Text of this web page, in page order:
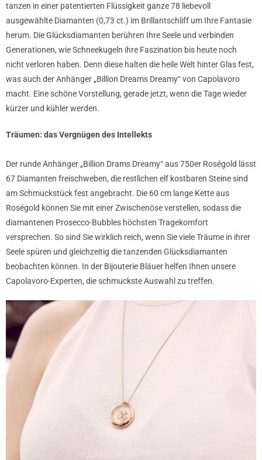
tanzen in einer patentierten Flüssigkeit ganze 78 liebevoll
ausgewählte Diamanten (0,73 ct.) im Brillantschliff um Ihre Fantasie
herum. Die Glücksdiamanten berühren Ihre Seele und verbinden
Generationen, wie Schneekugeln ihre Faszination bis heute noch
nicht verloren haben. Denn diese halten die heile Welt hinter Glas fest,
was auch der Anhänger „Billion Dreams Dreamy“ von Capolavoro
macht. Eine schöne Vorstellung, gerade jetzt, wenn die Tage wieder
kürzer und kühler werden.
Träumen: das Vergnügen des Intellekts
Der runde Anhänger „Billion Drams Dreamy“ aus 750er Roségold lässt
67 Diamanten freischweben, die restlichen elf kostbaren Steine sind
am Schmuckstück fest angebracht. Die 60 cm lange Kette aus
Roségold können Sie mit einer Zwischenöse verstellen, sodass die
diamantenen Prosecco-Bubbles höchsten Tragekomfort
versprechen. So sind Sie wirklich reich, wenn Sie viele Träume in ihrer
Seele spüren und gleichzeitig die tanzenden Glücksdiamanten
beobachten können. In der Bijouterie Bläuer helfen Ihnen unsere
Capolavoro-Experten, die schmuckste Auswahl zu treffen.